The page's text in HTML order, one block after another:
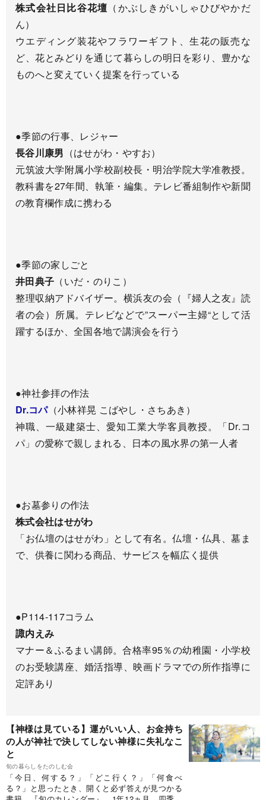
株式会社日比谷花壇 （かぶしきがいしゃひびやかだ
ん）
ウエディング装花やフラワーギフト、生花の販売な
ど、花とみどりを通じて暮らしの明日を彩り、豊かな
ものへと変えていく提案を行っている
●季節の行事、レジャー
長谷川康男 （はせがわ・やすお）
元筑波大学附属小学校副校長・明治学院大学准教授。
教科書を27年間、執筆・編集。テレビ番組制作や新聞
の教育欄作成に携わる
●季節の家しごと
井田典子 （いだ・のりこ）
整理収納アドバイザー。横浜友の会（『婦人之友』読
者の会）所属。テレビなどで”スーパー主婦“として活
躍するほか、全国各地で講演会を行う
●神社参拝の作法
Dr.コパ（小林祥晃 こばやし・さちあき）
神職、一級建築士、愛知工業大学客員教授。「Dr.コ
パ」の愛称で親しまれる、日本の風水界の第一人者
●お墓参りの作法
株式会社はせがわ
「お仏壇のはせがわ」として有名。仏壇・仏具、墓ま
で、供養に関わる商品、サービスを幅広く提供
●P114-117コラム
諏内えみ
マナー＆ふるまい講師。合格率95％の幼稚園・小学校
のお受験講座、婚活指導、映画ドラマでの所作指導に
定評あり
【神様は見ている】運がいい人、お金持ち
の人が神社で決してしない神様に失礼なこ
と
旬の暮らしをたのしむ会
「今日、何する？」「どこ行く？」「何食べ
る？」と思ったとき、開くと必ず答えが見つかる